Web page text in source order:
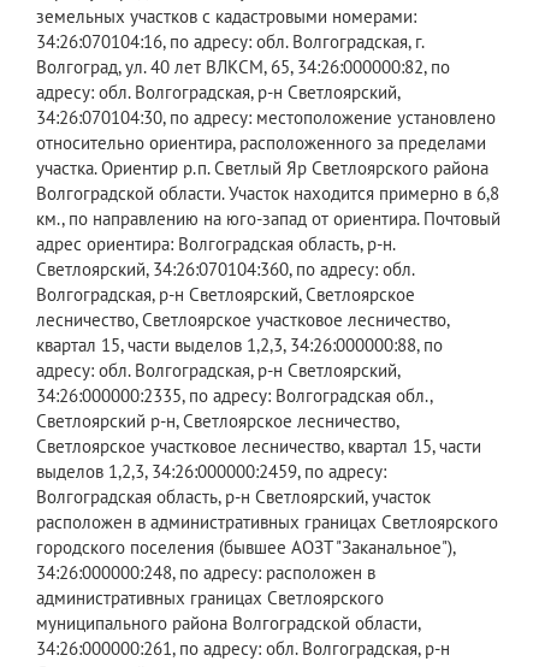
земельных участков с кадастровыми номерами:
34:26:070104:16, по адресу: обл. Волгоградская, г.
Волгоград, ул. 40 лет ВЛКСМ, 65, 34:26:000000:82, по
адресу: обл. Волгоградская, р-н Светлоярский,
34:26:070104:30, по адресу: местоположение установлено
относительно ориентира, расположенного за пределами
участка. Ориентир р.п. Светлый Яр Светлоярского района
Волгоградской области. Участок находится примерно в 6,8
км., по направлению на юго-запад от ориентира. Почтовый
адрес ориентира: Волгоградская область, р-н.
Светлоярский, 34:26:070104:360, по адресу: обл.
Волгоградская, р-н Светлоярский, Светлоярское
лесничество, Светлоярское участковое лесничество,
квартал 15, части выделов 1,2,3, 34:26:000000:88, по
адресу: обл. Волгоградская, р-н Светлоярский,
34:26:000000:2335, по адресу: Волгоградская обл.,
Светлоярский р-н, Светлоярское лесничество,
Светлоярское участковое лесничество, квартал 15, части
выделов 1,2,3, 34:26:000000:2459, по адресу:
Волгоградская область, р-н Светлоярский, участок
расположен в административных границах Светлоярского
городского поселения (бывшее АОЗТ "Заканальное"),
34:26:000000:248, по адресу: расположен в
административных границах Светлоярского
муниципального района Волгоградской области,
34:26:000000:261, по адресу: обл. Волгоградская, р-н